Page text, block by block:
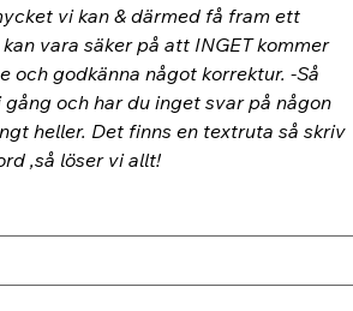
vi kan & därmed få fram ett
vara säker på att INGET kommer
och godkänna något korrektur. -Så
och har du inget svar på någon
heller. Det finns en textruta så skriv
,så löser vi allt!